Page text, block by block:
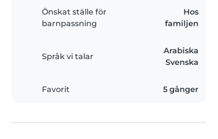
Önskat ställe för
barnpassning
Hos
familjen
Språk vi talar
Arabiska
Svenska
Favorit 5 gånger